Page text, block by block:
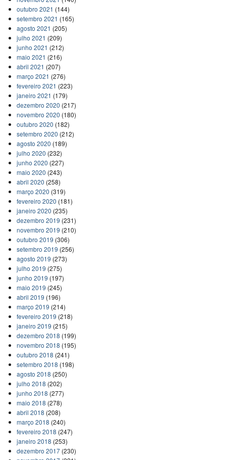
outubro 2021 (144)
setembro 2021 (165)
agosto 2021 (205)
julho 2021 (209)
junho 2021 (212)
maio 2021 (216)
abril 2021 (207)
março 2021 (276)
fevereiro 2021 (223)
janeiro 2021 (179)
dezembro 2020 (217)
novembro 2020 (180)
outubro 2020 (182)
setembro 2020 (212)
agosto 2020 (189)
julho 2020 (232)
junho 2020 (227)
maio 2020 (243)
abril 2020 (258)
março 2020 (319)
fevereiro 2020 (181)
janeiro 2020 (235)
dezembro 2019 (231)
novembro 2019 (210)
outubro 2019 (306)
setembro 2019 (256)
agosto 2019 (273)
julho 2019 (275)
junho 2019 (197)
maio 2019 (245)
abril 2019 (196)
março 2019 (214)
fevereiro 2019 (218)
janeiro 2019 (215)
dezembro 2018 (199)
novembro 2018 (195)
outubro 2018 (241)
setembro 2018 (198)
agosto 2018 (250)
julho 2018 (202)
junho 2018 (277)
maio 2018 (278)
abril 2018 (208)
março 2018 (240)
fevereiro 2018 (247)
janeiro 2018 (253)
dezembro 2017(230)